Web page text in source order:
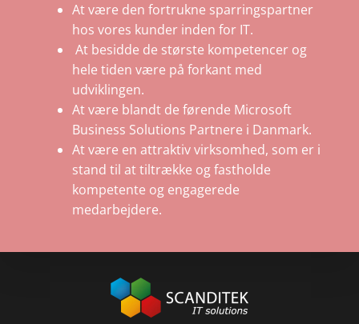
At være den fortrukne sparringspartner
hos vores kunder inden for IT.
At besidde de største kompetencer og
hele tiden være på forkant med
udviklingen.
At være blandt de førende Microsoft
Business Solutions Partnere i Danmark.
At være en attraktiv virksomhed, som er i
stand til at tiltrække og fastholde
kompetente og engagerede
medarbejdere.